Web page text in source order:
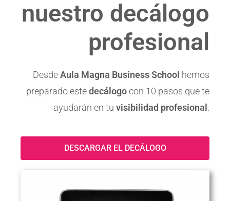
nuestro decálogo
profesional
DesdeAula Magna Business School hemos
preparado estedecálogocon 10 pasos que te
ayudarán en tu visibilidad profesional .
DESCARGAR EL DECÁLOGO